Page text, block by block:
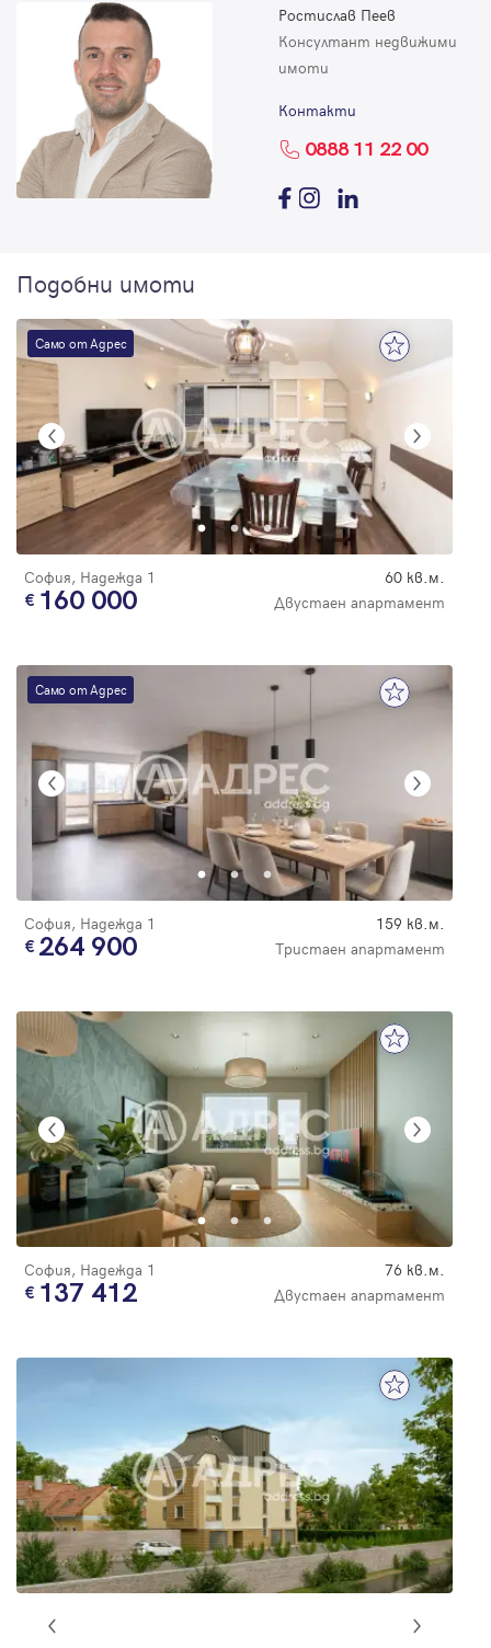
Ростислав Пеев
Консултант недвижими
имоти
Контакти
0888 11 22 00
Подобни имоти
Само от Адрес
София, Надежда 1 60 кв.м.
160 000 Двустаен апартамент
Само от Адрес
София, Надежда 1 159 кв.м.
264 900 Тристаен апартамент
София, Надежда 1 76 кв.м.
137 412 Двустаен апартамент